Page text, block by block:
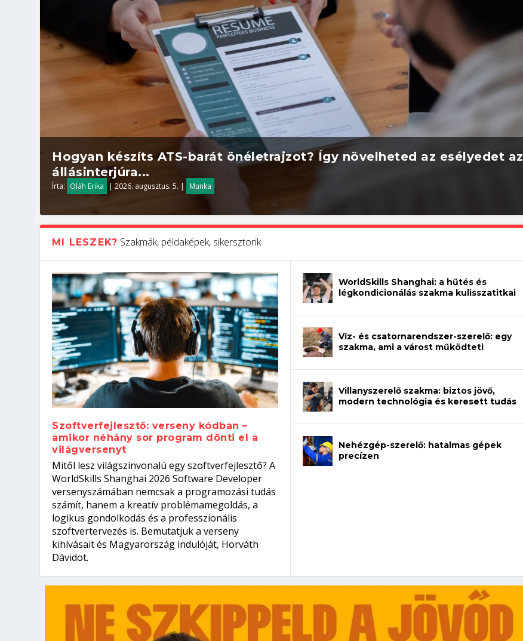
Hogyan készíts ATS-barát önéletrajzot? Így növelheted az esélyedet az
állásinterjúra...
Írta: Oláh Erika |2026. augusztus. 5. | Munka
Kitalálod, mire használják ezeket a gépeket?
Írta: Tóth Mónika |2026. augusztus. 4.| Kvíz
Nem sikerült az egyetemi felvételi? Tanulj szakmát!
Írta: Oláh Erika |2026. augusztus. 4.| Iskolák
Szoftverfejlesztő: verseny kódban – amikor néhány sor program dönti
el a világversenyt...
Írta: Szakmát Szerzek |2026. augusztus. 3.| Mi leszek?
Digitális detox – hogyan kapcsolódj ki telefon nélkül?
Írta: Oláh Erika |2026. augusztus. 3.| Egészség
MI LESZEK? Szakmák, példaképek, sikersztorik
Szoftverfejlesztő: verseny kódban –
amikor néhány sor program dönti el a
világversenyt
Mitől lesz világszínvonalú egy szoftverfejlesztő? A
WorldSkills Shanghai 2026 Software Developer
versenyszámában nemcsak a programozási tudás
számít, hanem a kreatív problémamegoldás, a
logikus gondolkodás és a professzionális
szoftvertervezés is. Bemutatjuk a verseny
kihívásait és Magyarország indulóját, Horváth
Dávidot.
WorldSkills Shanghai: a hűtés és
légkondicionálás szakma kulisszatitkai
Víz- és csatornarendszer-szerelő: egy
szakma, ami a várost működteti
Villanyszerelő szakma: biztos jövő,
modern technológia és keresett tudás
Nehézgép-szerelő: hatalmas gépek
precízen